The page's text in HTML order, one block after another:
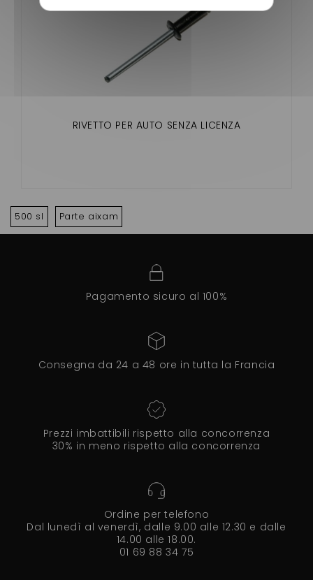
RIVETTO PER AUTO SENZA LICENZA
500 sl Parte aixam
Pagamento sicuro al 100%
Consegna da 24 a 48 ore in tutta la Francia
Prezzi imbattibili rispetto alla concorrenza
30% in meno rispetto alla concorrenza
Ordine per telefono
Dal lunedì al venerdì, dalle 9.00 alle 12.30 e dalle
14.00 alle 18.00.
01 69 88 34 75